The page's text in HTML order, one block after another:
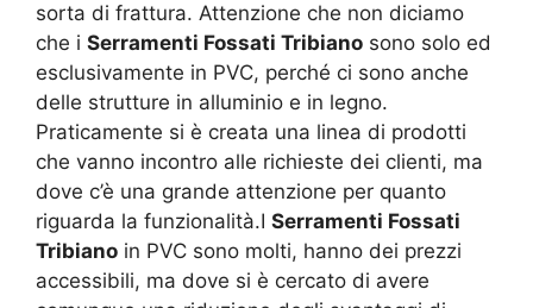
sorta di frattura. Attenzione che non diciamo
che i Serramenti Fossati Tribiano sono solo ed
esclusivamente in PVC, perché ci sono anche
delle strutture in alluminio e in legno.
Praticamente si è creata una linea di prodotti
che vanno incontro alle richieste dei clienti, ma
dove c’è una grande attenzione per quanto
riguarda la funzionalità.I Serramenti Fossati
Tribiano in PVC sono molti, hanno dei prezzi
accessibili, ma dove si è cercato di avere